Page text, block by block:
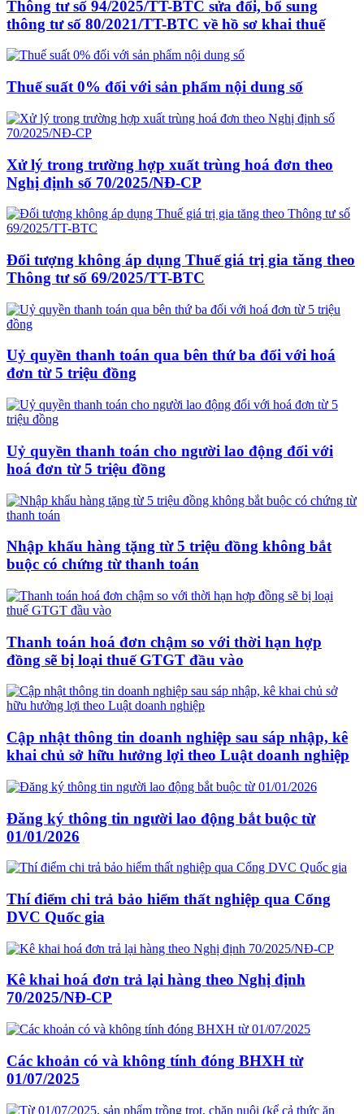
Thông tư số 94/2025/TT-BTC sửa đổi, bổ sung
thông tư số 80/2021/TT-BTC về hồ sơ khai thuế
Thuế suất 0% đối với sản phẩm nội dung số
Xử lý trong trường hợp xuất trùng hoá đơn theo
Nghị định số 70/2025/NĐ-CP
Đối tượng không áp dụng Thuế giá trị gia tăng theo
Thông tư số 69/2025/TT-BTC
Uỷ quyền thanh toán qua bên thứ ba đối với hoá
đơn từ 5 triệu đồng
Uỷ quyền thanh toán cho người lao động đối với
hoá đơn từ 5 triệu đồng
Nhập khẩu hàng tặng từ 5 triệu đồng không bắt
buộc có chứng từ thanh toán
Thanh toán hoá đơn chậm so với thời hạn hợp
đồng sẽ bị loại thuế GTGT đầu vào
Cập nhật thông tin doanh nghiệp sau sáp nhập, kê
khai chủ sở hữu hưởng lợi theo Luật doanh nghiệp
Đăng ký thông tin người lao động bắt buộc từ
01/01/2026
Thí điểm chi trả bảo hiểm thất nghiệp qua Cổng
DVC Quốc gia
Kê khai hoá đơn trả lại hàng theo Nghị định
70/2025/NĐ-CP
Các khoản có và không tính đóng BHXH từ
01/07/2025